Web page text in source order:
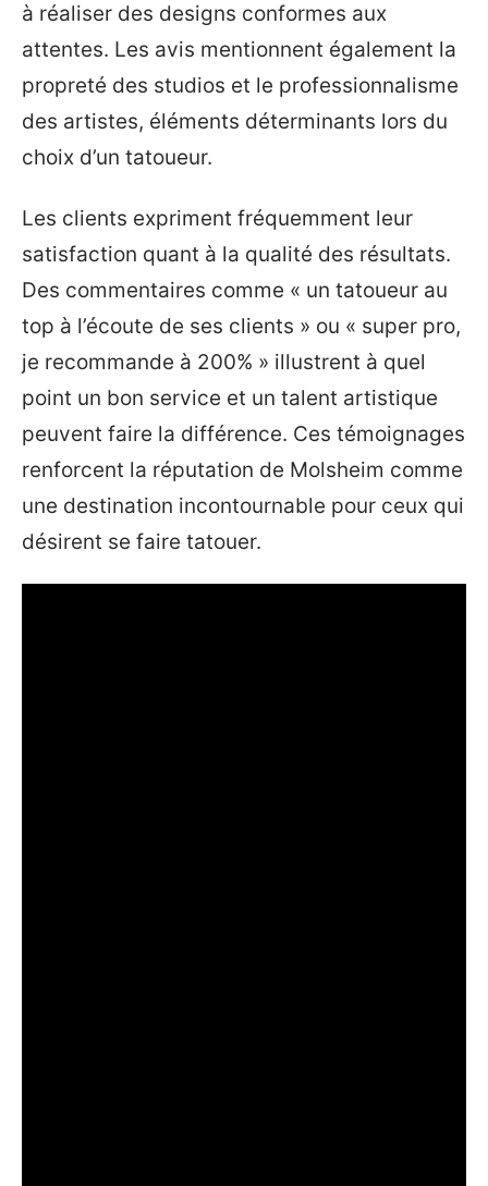
à réaliser des designs conformes aux
attentes. Les avis mentionnent également la
propreté des studios et le professionnalisme
des artistes, éléments déterminants lors du
choix d’un tatoueur.
Les clients expriment fréquemment leur
satisfaction quant à la qualité des résultats.
Des commentaires comme « un tatoueur au
top à l’écoute de ses clients » ou « super pro,
je recommande à 200% » illustrent à quel
point un bon service et un talent artistique
peuvent faire la différence. Ces témoignages
renforcent la réputation de Molsheim comme
une destination incontournable pour ceux qui
désirent se faire tatouer.